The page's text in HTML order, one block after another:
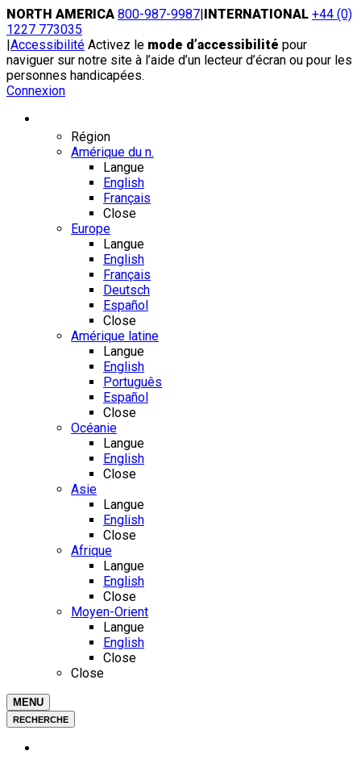
Skip
to
content
NORTH AMERICA 800-987-9987|INTERNATIONAL +44 (0)
1227 773035
|Accessibilité Activez le mode d’accessibilité pour
naviguer sur notre site à l’aide d’un lecteur d’écran ou pour les
personnes handicapées.
Connexion
Région
Amérique du n.
Langue
English
Français
Close
Europe
Langue
English
Français
Deutsch
Español
Close
Amérique latine
Langue
English
Português
Español
Close
Océanie
Langue
English
Close
Asie
Langue
English
Close
Afrique
Langue
English
Close
Moyen-Orient
Langue
English
Close
Close
MENU
RECHERCHE